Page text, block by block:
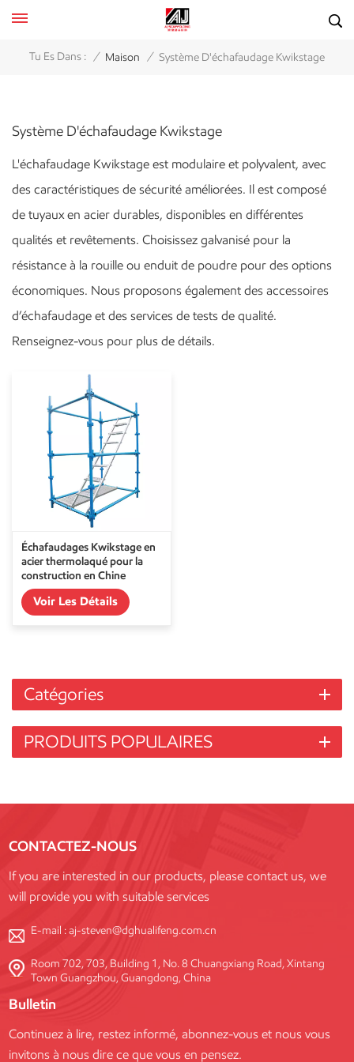
Tu Es Dans : / Maison / Système D'échafaudage Kwikstage
Système D'échafaudage Kwikstage
L'échafaudage Kwikstage est modulaire et polyvalent, avec
des caractéristiques de sécurité améliorées. Il est composé
de tuyaux en acier durables, disponibles en différentes
qualités et revêtements. Choisissez galvanisé pour la
résistance à la rouille ou enduit de poudre pour des options
économiques. Nous proposons également des accessoires
d’échafaudage et des services de tests de qualité.
Renseignez-vous pour plus de détails.
Échafaudages Kwikstage en
acier thermolaqué pour la
construction en Chine
Voir Les Détails
Catégories
PRODUITS POPULAIRES
CONTACTEZ-NOUS
If you are interested in our products, please contact us, we
will provide you with suitable services
E-mail :aj-steven@dghualifeng.com.cn
Room 702, 703, Building 1, No. 8 Chuangxiang Road, Xintang
Town Guangzhou, Guangdong, China
Bulletin
Continuez à lire, restez informé, abonnez-vous et nous vous
invitons à nous dire ce que vous en pensez.